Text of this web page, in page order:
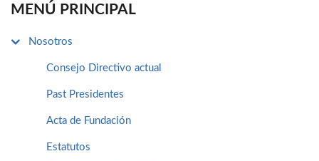
MENÚ PRINCIPAL
Nosotros
Consejo Directivo actual
Past Presidentes
Acta de Fundación
Estatutos